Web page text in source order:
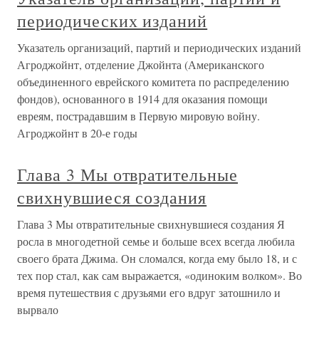
периодических изданий
Указатель организаций, партий и периодических изданий
Агроджойнт, отделение Джойнта (Американского
объединенного еврейского комитета по распределению
фондов), основанного в 1914 для оказания помощи
евреям, пострадавшим в Первую мировую войну.
Агроджойнт в 20-е годы
Глава 3 Мы отвратительные
свихнувшиеся создания
Глава 3 Мы отвратительные свихнувшиеся создания Я
росла в многодетной семье и больше всех всегда любила
своего брата Джима. Он сломался, когда ему было 18, и с
тех пор стал, как сам выражается, «одиноким волком». Во
время путешествия с друзьями его вдруг затошнило и
вырвало